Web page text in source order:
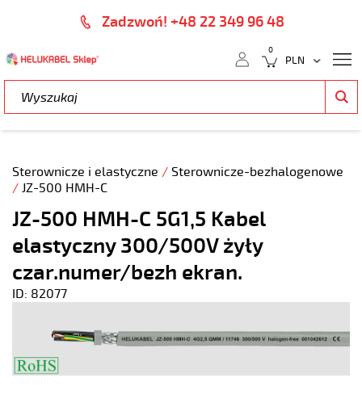
Zadzwoń! +48 22 349 96 48
0
Sterownicze i elastyczne / Sterownicze-bezhalogenowe
/ JZ-500 HMH-C
JZ-500 HMH-C 5G1,5 Kabel
elastyczny 300/500V żyły
czar.numer/bezh ekran.
ID: 82077